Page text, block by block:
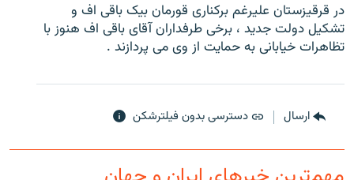
در قرقيزستان عليرغم برکناری قورمان بيک باقی اف و
تشکيل دولت جديد ، برخی طرفداران آقای باقی اف هنوز با
تظاهرات خيابانی به حمايت از وی می پردازند .
ارسال دسترسی بدون فیلترشکن